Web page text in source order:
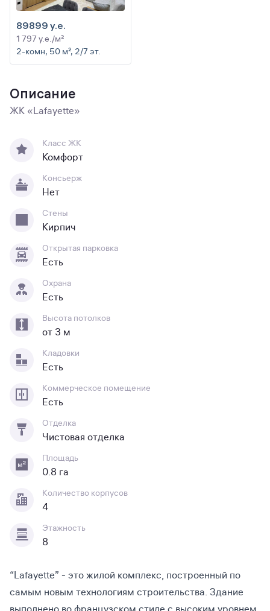
89899 y.e.
1 797 y.e./м²
2-комн, 50 м², 2/7 эт.
Описание
ЖК «Lafayette»
Класс ЖК
Комфорт
Консьерж
Нет
Стены
Кирпич
Открытая парковка
Есть
Охрана
Есть
Высота потолков
от 3 м
Кладовки
Есть
Коммерческое помещение
Есть
Отделка
Чистовая отделка
Площадь
0.8 га
Количество корпусов
4
Этажность
8
“Lafayette” - это жилой комплекс, построенный по
самым новым технологиям строительства. Здание